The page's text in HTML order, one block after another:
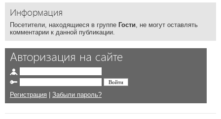
Информация
Посетители, находящиеся в группе Гости , не могут оставлять
комментарии к данной публикации.
Авторизация на сайте
Регистрация Забыли пароль?